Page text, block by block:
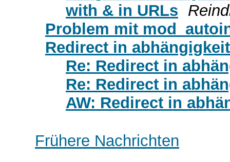
with & in URLs
Problem mit
Redirect in
Re: Redirect in
Re: Redirect in
AW: Redirect in
Frühere Nachrichten